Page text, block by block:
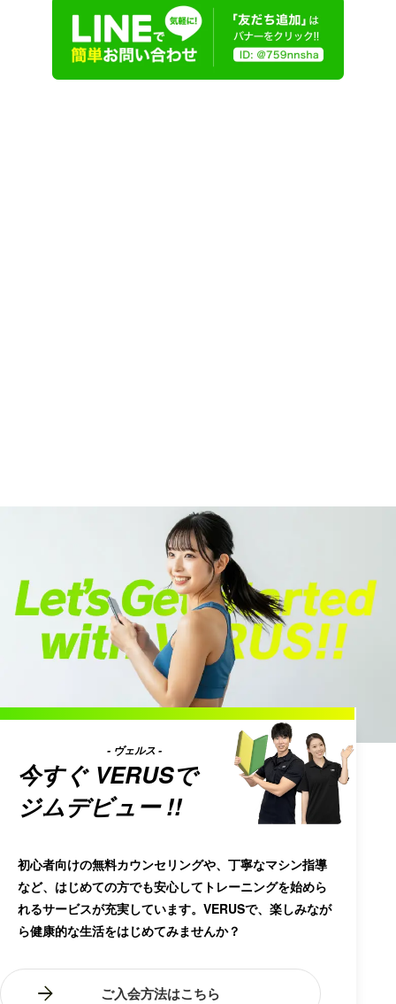
今すぐ VERUS
- ヴェルス -
で
ジムデビュー !!
初心者向けの無料カウンセリングや、丁寧なマシン指導
など、はじめての方でも安心してトレーニングを始めら
れるサービスが充実しています。VERUSで、楽しみなが
ら健康的な生活をはじめてみませんか？
ご入会方法はこちら